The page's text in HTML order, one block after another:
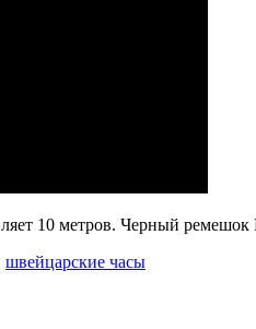
10 метров. Черный
швейцарские часы